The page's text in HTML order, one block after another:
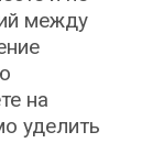
между
на
уделить